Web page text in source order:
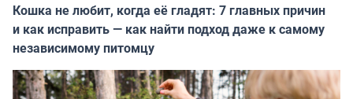
Кошка не любит, когда её гладят: 7 главных причин
и как исправить — как найти подход даже к самому
независимому питомцу